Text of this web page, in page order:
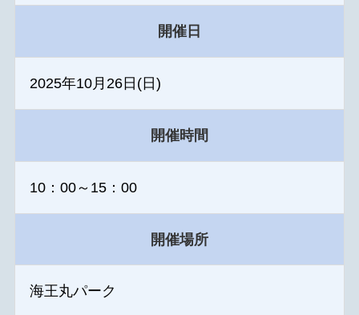
開催日
2025年10月26日(日)
開催時間
10：00～15：00
開催場所
海王丸パーク